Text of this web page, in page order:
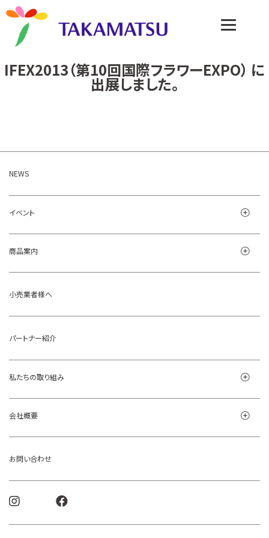
IFEX2013（第10回国際フラワーEXPO） に
出展しました。
NEWS
イベント
商品案内
小売業者様へ
パートナー紹介
私たちの取り組み
会社概要
お問い合わせ